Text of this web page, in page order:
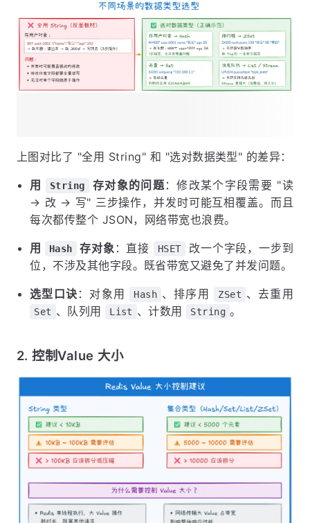
上图对比了 "全用 String" 和 "选对数据类型" 的差异：
用 String 存对象的问题 ：修改某个字段需要 "读
→ 改 → 写" 三步操作，并发时可能互相覆盖。而且
每次都传整个 JSON，网络带宽也浪费。
用 Hash 存对象 ：直接 HSET
改一个字段，一步到
位，不涉及其他字段。既省带宽又避免了并发问题。
选型口诀 ：对象用 Hash 、排序用 ZSet 、去重用
Set 、队列用 List 、计数用 String 。
2. 控制Value 大小